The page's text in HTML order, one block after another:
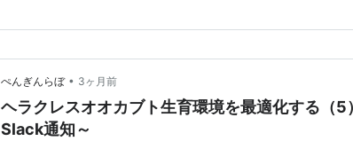
ぺんぎんらぼ • 3ヶ月前
ヘラクレスオオカブト生育環境を最適化する（5
Slack通知～